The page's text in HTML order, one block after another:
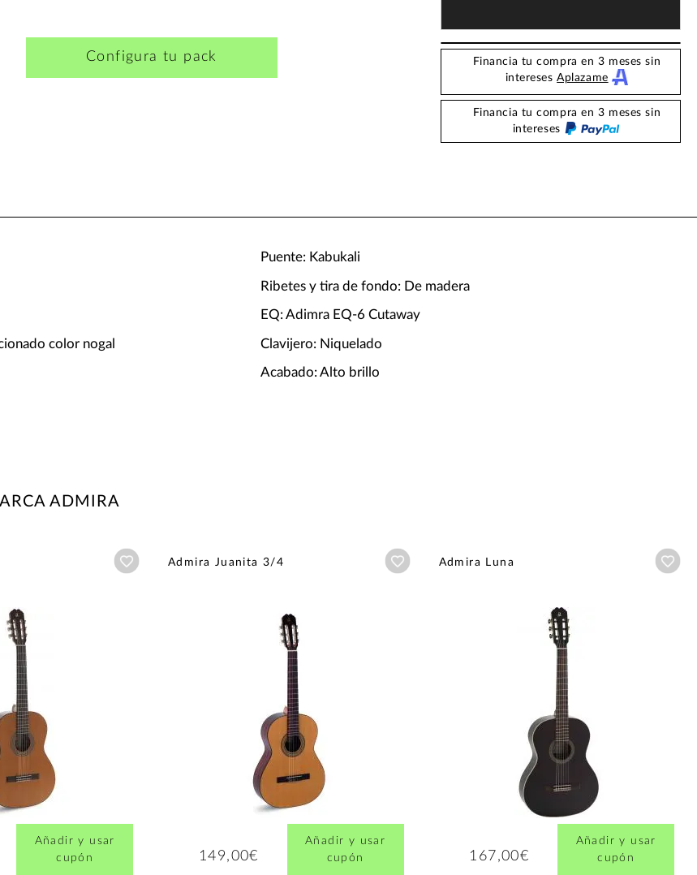
Configura tu pack
Financia tu compra en 3 meses sin
interesesAplazame
Financia tu compra en 3 meses sin
intereses
color nogal
Puente: Kabukali
Ribetes y tira de fondo: De madera
EQ: Adimra EQ-6 Cutaway
Clavijero: Niquelado
Acabado: Alto brillo
ADMIRA
Añadir a wishlist
Añadir y usar
cupón
Admira Juanita 3/4 Añadir a wishlist
149,00€
Añadir y usar
cupón
Admira Luna
167,00€
Añadir y usar
cupón